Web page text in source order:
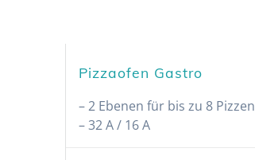
Pizzaofen Gastro
– 2 Ebenen für bis zu 8 Pizzen
– 32 A / 16 A